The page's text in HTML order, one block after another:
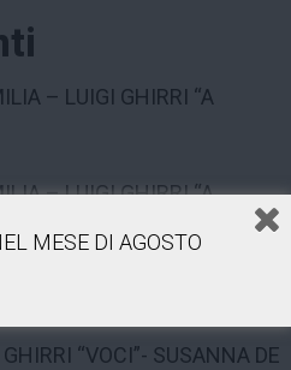
– LUIGI GHIRRI “A
– LUIGI GHIRRI “A
– LUIGI GHIRRI
“VOCI”- SUSANNA DE
MESE DI AGOSTO